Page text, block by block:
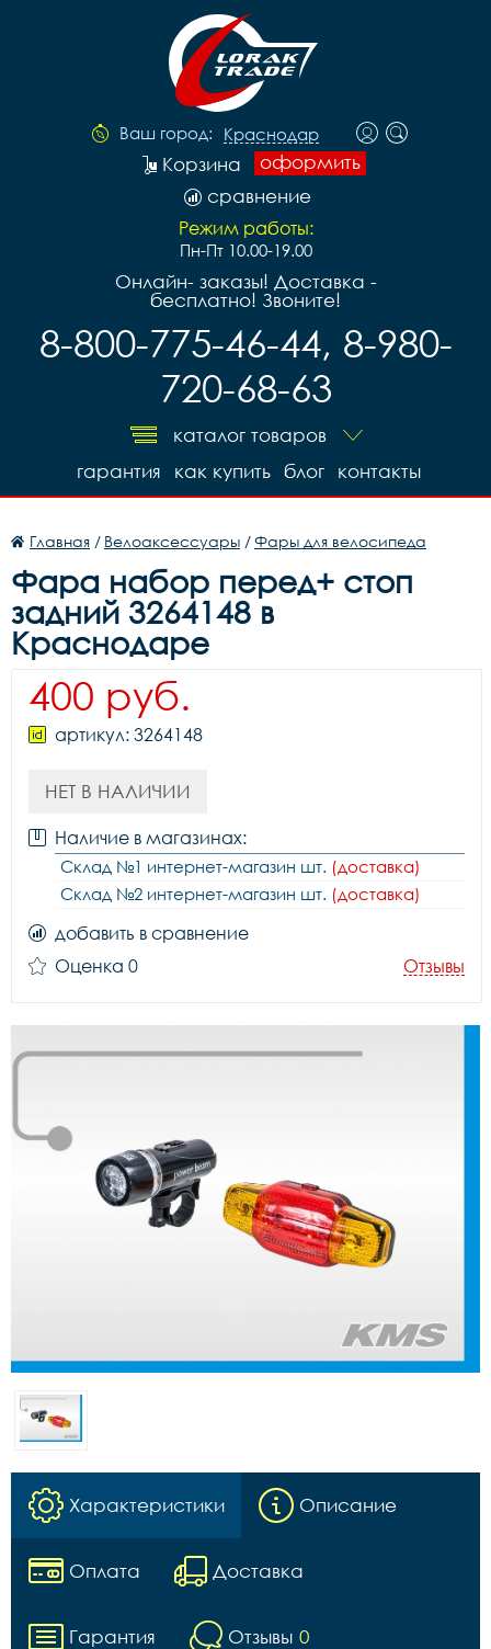
Ваш город: Краснодар
оформить
Корзина
сравнение
Режим работы:
Пн-Пт 10.00-19.00
Онлайн- заказы! Доставка -
бесплатно! Звоните!
8-800-775-46-44, 8-980-
720-68-63
каталог товаров
контакты
блог
как купить
гарантия
Главная / Велоаксессуары /Фары для велосипеда
Фара набор перед+ стоп
задний 3264148 в
Краснодаре
400 руб.
артикул: 3264148
НЕТ В НАЛИЧИИ
Наличие в магазинах:
Склад №1 интернет-магазин шт. (доставка)
Склад №2 интернет-магазин шт. (доставка)
добавить в сравнение
Оценка 0
Отзывы
Характеристики Описание
Оплата Доставка
Гарантия Отзывы 0